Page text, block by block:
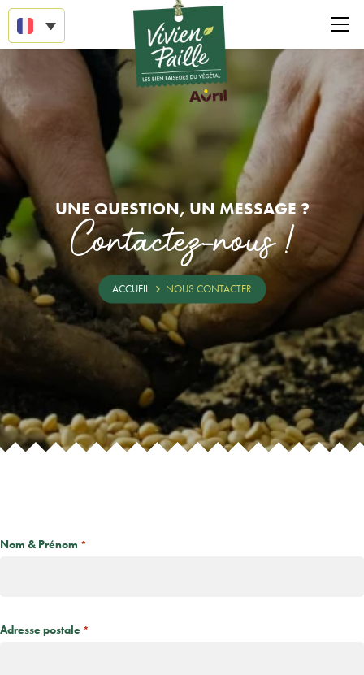
Contactez-nous !
UNE QUESTION, UN MESSAGE ?
ACCUEIL NOUS CONTACTER
Nom & Prénom *
Adresse postale *